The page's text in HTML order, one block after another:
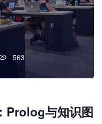
563
Prolog与知识图